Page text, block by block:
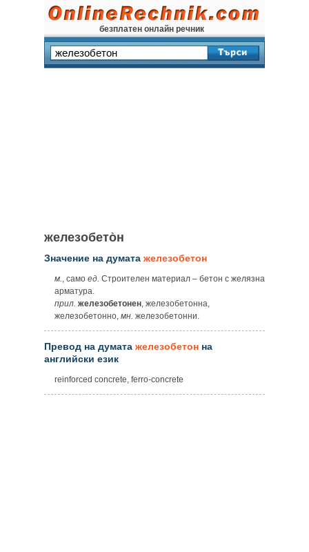
безплатен онлайн речник
железобето̀н
Значение на думата железобетон
м., само ед. Строителен материал – бетон с желязна
арматура.
прил. железобетонен, железобетонна,
железобетонно, мн. железобетонни.
Превод на думата железобетон на
английски език
reinforced concrete, ferro-concrete